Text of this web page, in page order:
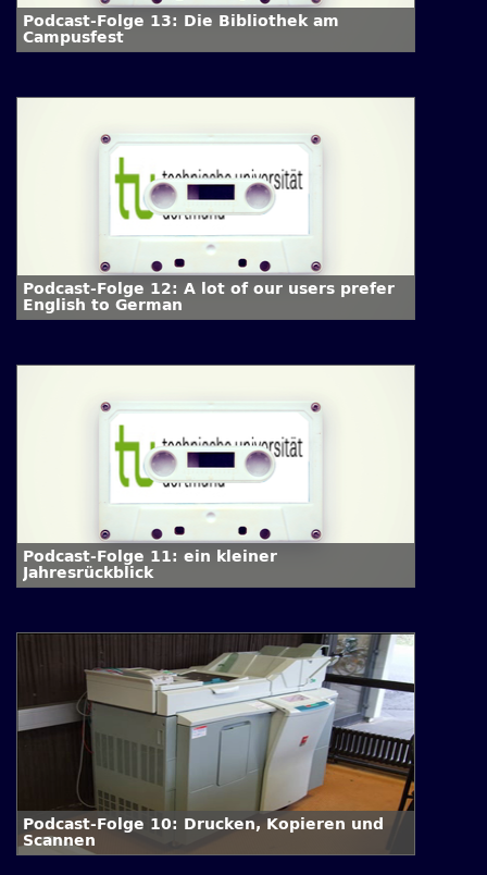
Podcast-Folge 13: Die Bibliothek am
Campusfest
Podcast-Folge 12: A lot of our users prefer
English to German
Podcast-Folge 11: ein kleiner
Jahresrückblick
Podcast-Folge 10: Drucken, Kopieren und
Scannen